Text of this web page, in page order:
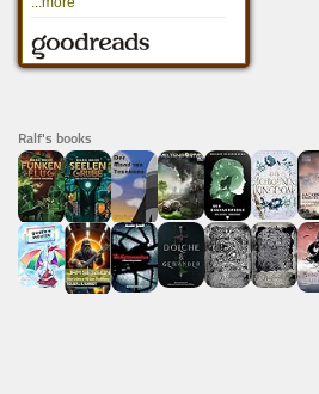
Ralf's books